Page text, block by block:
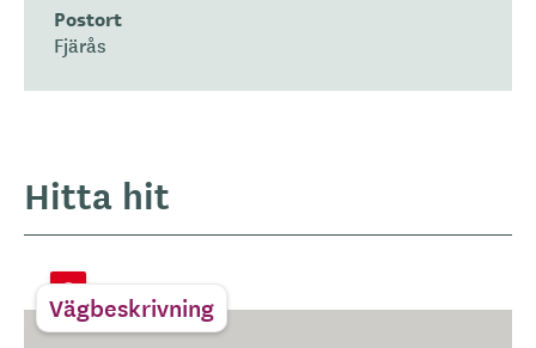
Postort
Fjärås
Hitta hit
Vägbeskrivning